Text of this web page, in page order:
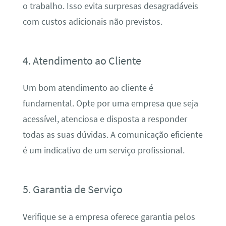
o trabalho. Isso evita surpresas desagradáveis
com custos adicionais não previstos.
4. Atendimento ao Cliente
Um bom atendimento ao cliente é
fundamental. Opte por uma empresa que seja
acessível, atenciosa e disposta a responder
todas as suas dúvidas. A comunicação eficiente
é um indicativo de um serviço profissional.
5. Garantia de Serviço
Verifique se a empresa oferece garantia pelos